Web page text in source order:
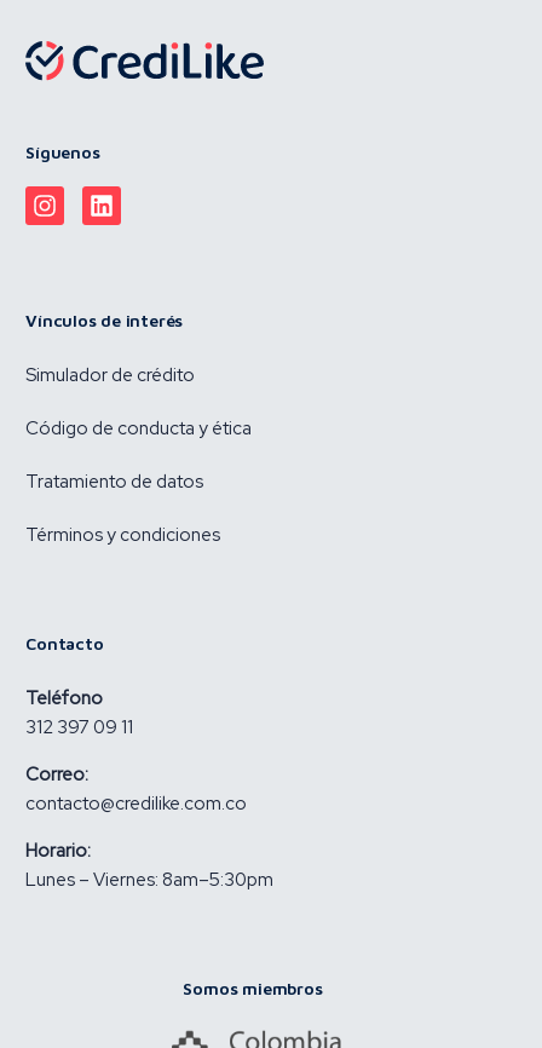
Síguenos
Vínculos de interés
Simulador de crédito
Código de conducta y ética
Tratamiento de datos
Términos y condiciones
Contacto
Teléfono
312 397 09 11
Correo:
contacto@credilike.com.co
Horario:
Lunes – Viernes: 8am–5:30pm
Somos miembros